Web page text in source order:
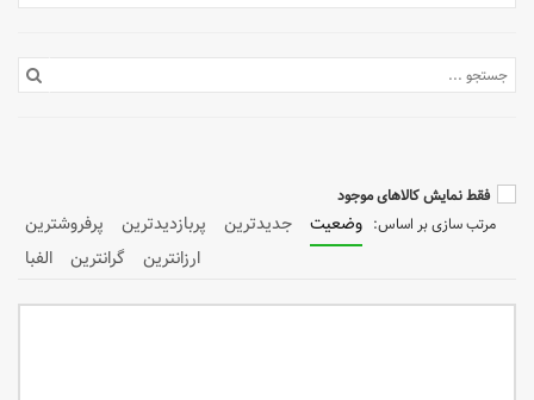
فقط نمایش کالاهای موجود
وضعیت جدیدترین پربازدیدترین
پرفروشترین
ارزانترین
گرانترین الفبا